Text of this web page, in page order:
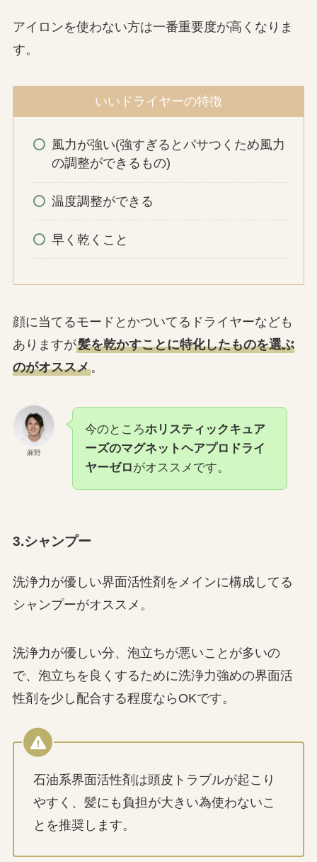
アイロンを使わない方は一番重要度が高くなりま
す。
いいドライヤーの特徴
風力が強い(強すぎるとパサつくため風力
の調整ができるもの)
温度調整ができる
早く乾くこと
顔に当てるモードとかついてるドライヤーなども
ありますが髪を乾かすことに特化したものを選ぶ
のがオススメ。
麻野
今のところホリスティックキュア
ーズのマグネットヘアプロドライ
ヤーゼロがオススメです。
3.シャンプー
洗浄力が優しい界面活性剤をメインに構成してる
シャンプーがオススメ。
洗浄力が優しい分、泡立ちが悪いことが多いの
で、泡立ちを良くするために洗浄力強めの界面活
性剤を少し配合する程度ならOKです。
石油系界面活性剤は頭皮トラブルが起こり
やすく、髪にも負担が大きい為使わないこ
とを推奨します。